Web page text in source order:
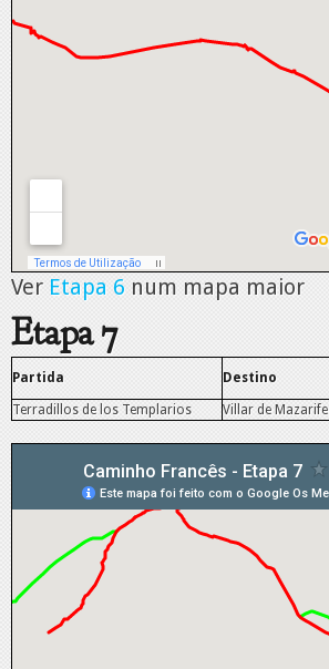
Ver Etapa 6 num mapa maior
Etapa 7
Partida Destino
Terradillos de los Templarios
Villar de Mazarife